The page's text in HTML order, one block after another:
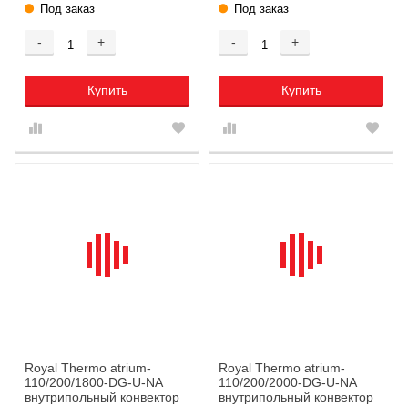
Под заказ
- +
Купить
Под заказ
- +
Купить
Royal Thermo atrium-
110/200/1800-DG-U-NA
внутрипольный конвектор
Royal Thermo atrium-
110/200/2000-DG-U-NA
внутрипольный конвектор